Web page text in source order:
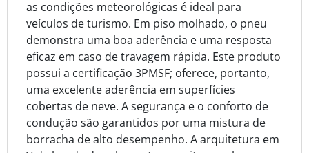
as condições meteorológicas é ideal para
veículos de turismo. Em piso molhado, o pneu
demonstra uma boa aderência e uma resposta
eficaz em caso de travagem rápida. Este produto
possui a certificação 3PMSF; oferece, portanto,
uma excelente aderência em superfícies
cobertas de neve. A segurança e o conforto de
condução são garantidos por uma mistura de
borracha de alto desempenho. A arquitetura em